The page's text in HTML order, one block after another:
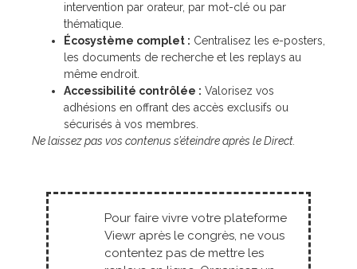
intervention par orateur, par mot-clé ou par
thématique.
Écosystème complet : Centralisez les e-posters,
les documents de recherche et les replays au
même endroit.
Accessibilité contrôlée : Valorisez vos
adhésions en offrant des accès exclusifs ou
sécurisés à vos membres.
Ne laissez pas vos contenus s’éteindre après le Direct.
Pour faire vivre votre plateforme
Viewr après le congrès, ne vous
contentez pas de mettre les